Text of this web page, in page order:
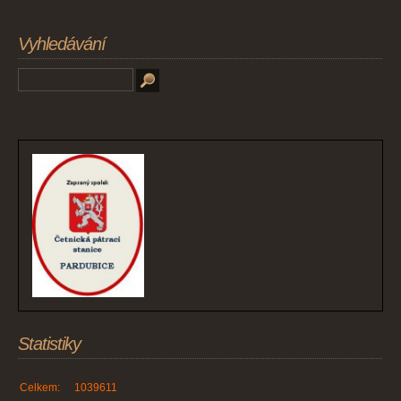
Vyhledávání
Statistiky
Celkem: 1039611